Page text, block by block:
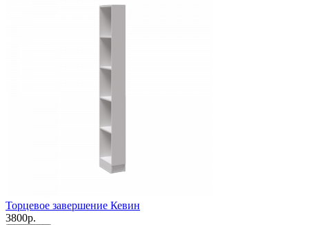
Торцевое завершение Кевин
3800р.